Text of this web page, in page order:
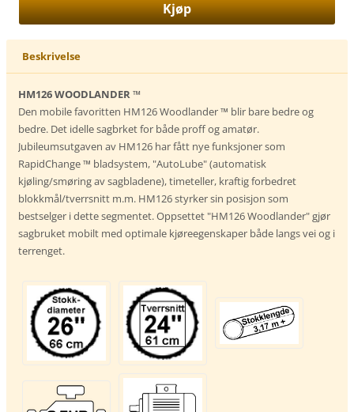
Beskrivelse
HM126 WOODLANDER ™
Den mobile favoritten HM126 Woodlander ™ blir bare bedre og
bedre. Det idelle sagbrket for både proff og amatør.
Jubileumsutgaven av HM126 har fått nye funksjoner som
RapidChange ™ bladsystem, "AutoLube" (automatisk
kjøling/smøring av sagbladene), timeteller, kraftig forbedret
blokkmål/tverrsnitt m.m. HM126 styrker sin posisjon som
bestselger i dette segmentet. Oppsettet "HM126 Woodlander" gjør
sagbruket mobilt med optimale kjøreegenskaper både langs vei og i
terrenget.